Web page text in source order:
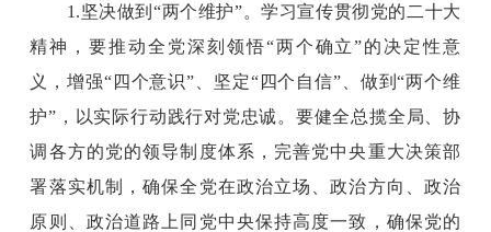
1.坚决做到“两个维护”。学习宣传贯彻党的二十大
精神，要推动全党深刻领悟“两个确立”的决定性意
义，增强“四个意识”、坚定“四个自信”、做到“两个维
护”，以实际行动践行对党忠诚。要健全总揽全局、协
调各方的党的领导制度体系，完善党中央重大决策部
署落实机制，确保全党在政治立场、政治方向、政治
原则、政治道路上同党中央保持高度一致，确保党的